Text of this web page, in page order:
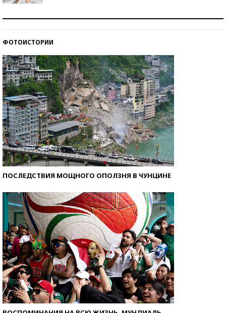
ФОТОИСТОРИИ
ПОСЛЕДСТВИЯ МОЩНОГО ОПОЛЗНЯ В ЧУНЦИНЕ